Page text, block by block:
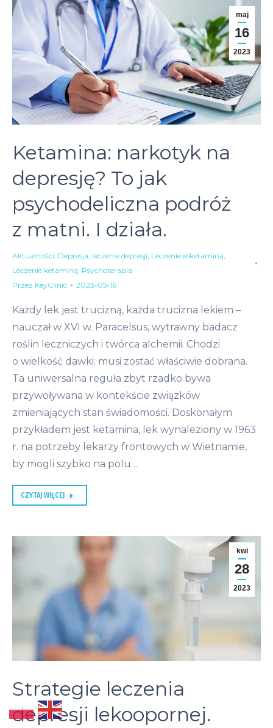
maj
16
2023
Ketamina: narkotyk na
depresję? To jak
psychodeliczna podróż
z matni. I działa.
Aktualności, Depresja, leczenie depresji, Leczenie esketaminą,
Leczenie ketaminą, Psychoterapia
Przez KeyClinic 2023-05-16
Każdy lek jest trucizną, każda trucizna lekiem –
nauczał w XVI w. Paracelsus, wytrawny badacz
roślin leczniczych i twórca alchemii. Chodzi
o wielkość dawki: musi zostać właściwie dobrana.
Ta uniwersalna reguła zbyt rzadko bywa
przywoływana w kontekście związków
zmieniających stan świadomości. Doskonałym
przykładem jest ketamina, lek wynaleziony w 1963
r. na potrzeby lekarzy frontowych w Wietnamie,
by mogli szybko na polu…
CZYTAJ WIĘCEJ
kwi
28
2023
Strategie leczenia
depresji lekoopornej.